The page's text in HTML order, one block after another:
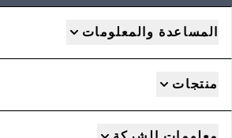
المساعدة والمعلومات
منتجات